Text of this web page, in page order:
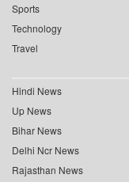
Sports
Technology
Travel
Hindi News
Up News
Bihar News
Delhi Ncr News
Rajasthan News